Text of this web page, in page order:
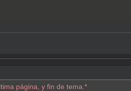
página, y fin de tema.*